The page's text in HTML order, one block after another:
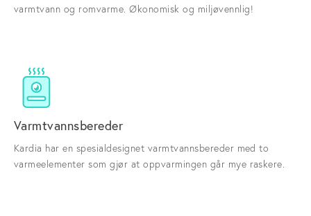
varmtvann og romvarme. Økonomisk og miljøvennlig!
Varmtvannsbereder
Kardia har en spesialdesignet varmtvannsbereder med to
varmeelementer som gjør at oppvarmingen går mye raskere.